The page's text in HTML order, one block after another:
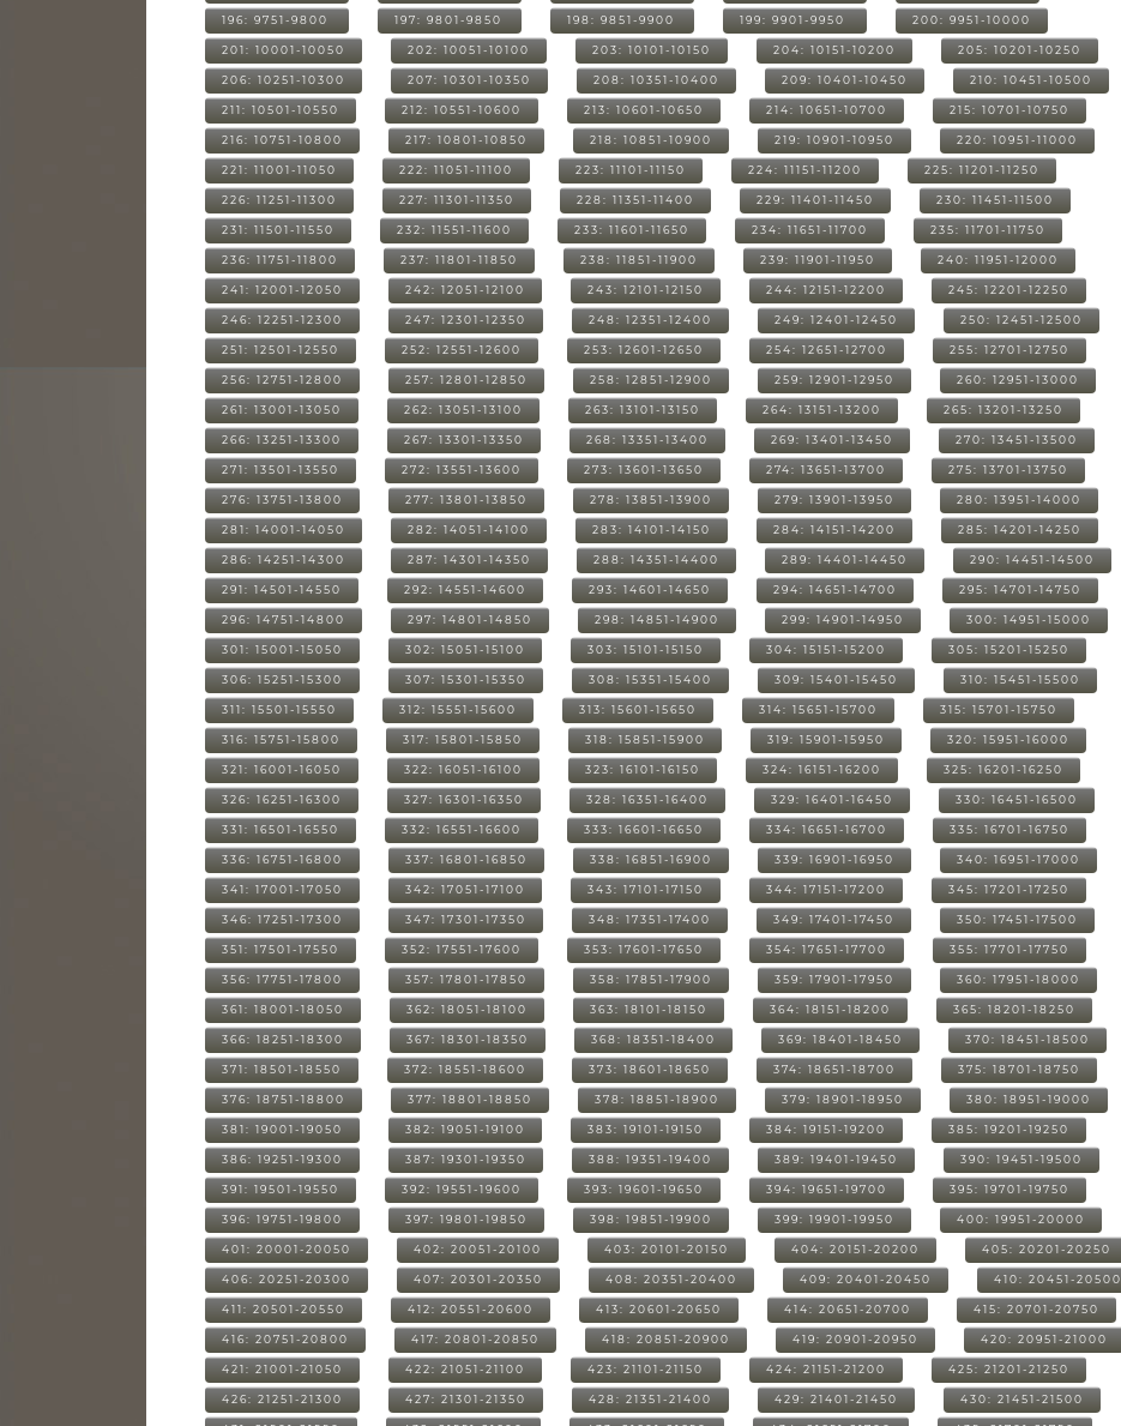
196: 9751-9800 197: 9801-9850 198: 9851-9900 199: 9901-9950 200: 9951-10000
201: 10001-10050 202: 10051-10100 203: 10101-10150 204: 10151-10200 205: 10201-10250
206: 10251-10300 207: 10301-10350 208: 10351-10400 209: 10401-10450 210: 10451-10500
211: 10501-10550 212: 10551-10600 213: 10601-10650 214: 10651-10700 215: 10701-10750
216: 10751-10800 217: 10801-10850 218: 10851-10900 219: 10901-10950 220: 10951-11000
221: 11001-11050 222: 11051-11100 223: 11101-11150 224: 11151-11200 225: 11201-11250
226: 11251-11300 227: 11301-11350 228: 11351-11400 229: 11401-11450 230: 11451-11500
231: 11501-11550 232: 11551-11600 233: 11601-11650 234: 11651-11700 235: 11701-11750
236: 11751-11800 237: 11801-11850 238: 11851-11900 239: 11901-11950 240: 11951-12000
241: 12001-12050 242: 12051-12100 243: 12101-12150 244: 12151-12200 245: 12201-12250
246: 12251-12300 247: 12301-12350 248: 12351-12400 249: 12401-12450 250: 12451-12500
251: 12501-12550 252: 12551-12600 253: 12601-12650 254: 12651-12700 255: 12701-12750
256: 12751-12800 257: 12801-12850 258: 12851-12900 259: 12901-12950 260: 12951-13000
261: 13001-13050 262: 13051-13100 263: 13101-13150 264: 13151-13200 265: 13201-13250
266: 13251-13300 267: 13301-13350 268: 13351-13400 269: 13401-13450 270: 13451-13500
271: 13501-13550 272: 13551-13600 273: 13601-13650 274: 13651-13700 275: 13701-13750
276: 13751-13800 277: 13801-13850 278: 13851-13900 279: 13901-13950 280: 13951-14000
281: 14001-14050 282: 14051-14100 283: 14101-14150 284: 14151-14200 285: 14201-14250
286: 14251-14300 287: 14301-14350 288: 14351-14400 289: 14401-14450 290: 14451-14500
291: 14501-14550 292: 14551-14600 293: 14601-14650 294: 14651-14700 295: 14701-14750
296: 14751-14800 297: 14801-14850 298: 14851-14900 299: 14901-14950 300: 14951-15000
301: 15001-15050 302: 15051-15100 303: 15101-15150 304: 15151-15200 305: 15201-15250
306: 15251-15300 307: 15301-15350 308: 15351-15400 309: 15401-15450 310: 15451-15500
311: 15501-15550 312: 15551-15600 313: 15601-15650 314: 15651-15700 315: 15701-15750
316: 15751-15800 317: 15801-15850 318: 15851-15900 319: 15901-15950 320: 15951-16000
321: 16001-16050 322: 16051-16100 323: 16101-16150 324: 16151-16200 325: 16201-16250
326: 16251-16300 327: 16301-16350 328: 16351-16400 329: 16401-16450 330: 16451-16500
331: 16501-16550 332: 16551-16600 333: 16601-16650 334: 16651-16700 335: 16701-16750
336: 16751-16800 337: 16801-16850 338: 16851-16900 339: 16901-16950 340: 16951-17000
341: 17001-17050 342: 17051-17100 343: 17101-17150 344: 17151-17200 345: 17201-17250
346: 17251-17300 347: 17301-17350 348: 17351-17400 349: 17401-17450 350: 17451-17500
351: 17501-17550 352: 17551-17600 353: 17601-17650 354: 17651-17700 355: 17701-17750
356: 17751-17800 357: 17801-17850 358: 17851-17900 359: 17901-17950 360: 17951-18000
361: 18001-18050 362: 18051-18100 363: 18101-18150 364: 18151-18200 365: 18201-18250
366: 18251-18300 367: 18301-18350 368: 18351-18400 369: 18401-18450 370: 18451-18500
371: 18501-18550 372: 18551-18600 373: 18601-18650 374: 18651-18700 375: 18701-18750
376: 18751-18800 377: 18801-18850 378: 18851-18900 379: 18901-18950 380: 18951-19000
381: 19001-19050 382: 19051-19100 383: 19101-19150 384: 19151-19200 385: 19201-19250
386: 19251-19300 387: 19301-19350 388: 19351-19400 389: 19401-19450 390: 19451-19500
391: 19501-19550 392: 19551-19600 393: 19601-19650 394: 19651-19700 395: 19701-19750
396: 19751-19800 397: 19801-19850 398: 19851-19900 399: 19901-19950 400: 19951-20000
401: 20001-20050 402: 20051-20100 403: 20101-20150 404: 20151-20200 405: 20201-20250
406: 20251-20300 407: 20301-20350 408: 20351-20400 409: 20401-20450 410: 20451-20500
411: 20501-20550 412: 20551-20600 413: 20601-20650 414: 20651-20700 415: 20701-20750
416: 20751-20800 417: 20801-20850 418: 20851-20900 419: 20901-20950 420: 20951-21000
421: 21001-21050 422: 21051-21100 423: 21101-21150 424: 21151-21200 425: 21201-21250
426: 21251-21300 427: 21301-21350 428: 21351-21400 429: 21401-21450 430: 21451-21500